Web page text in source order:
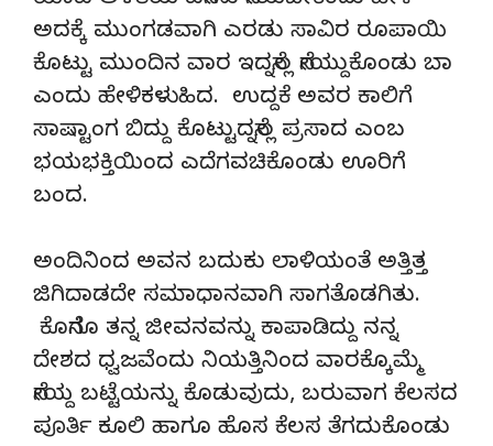
ಅದಕ್ಕೆ ಮುಂಗಡವಾಗಿ ಎರಡು ಸಾವಿರ ರೂಪಾಯಿ
ಕೊಟ್ಟು ಮುಂದಿನ ವಾರ ಇದನ್ನೆಲ್ಲ ನೇಯ್ದುಕೊಂಡು ಬಾ
ಎಂದು ಹೇಳಿಕಳುಹಿದ. ಉದ್ದಕೆ ಅವರ ಕಾಲಿಗೆ
ಸಾಷ್ಟಾಂಗ ಬಿದ್ದು ಕೊಟ್ಟುದನ್ನೆಲ್ಲ ಪ್ರಸಾದ ಎಂಬ
ಭಯಭಕ್ತಿಯಿಂದ ಎದೆಗವಚಿಕೊಂಡು ಊರಿಗೆ
ಬಂದ.
ಅಂದಿನಿಂದ ಅವನ ಬದುಕು ಲಾಳಿಯಂತೆ ಅತ್ತಿತ್ತ
ಜಿಗಿದಾಡದೇ ಸಮಾಧಾನವಾಗಿ ಸಾಗತೊಡಗಿತು.
ಕೊನೆಗೂ ತನ್ನ ಜೀವನವನ್ನು ಕಾಪಾಡಿದ್ದು ನನ್ನ
ದೇಶದ ಧ್ವಜವೆಂದು ನಿಯತ್ತಿನಿಂದ ವಾರಕ್ಕೊಮ್ಮೆ
ನೇಯ್ದ ಬಟ್ಟೆಯನ್ನು ಕೊಡುವುದು, ಬರುವಾಗ ಕೆಲಸದ
ಪೂರ್ತಿ ಕೂಲಿ ಹಾಗೂ ಹೊಸ ಕೆಲಸ ತೆಗದುಕೊಂಡು